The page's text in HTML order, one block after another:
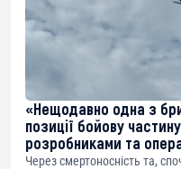
«Нещодавно одна з
позиції бойову
розробниками та
Через смертоносність та,